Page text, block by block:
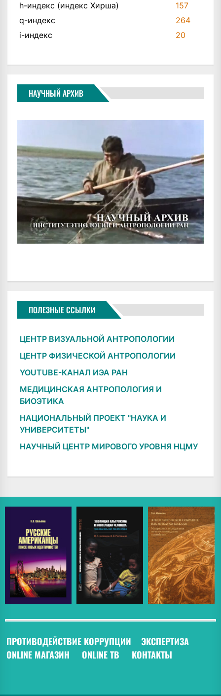
h-индекс (индекс Хирша)
157
q-индекс
264
i-индекс
20
НАУЧНЫЙ АРХИВ
ПОЛЕЗНЫЕ ССЫЛКИ
ЦЕНТР ВИЗУАЛЬНОЙ АНТРОПОЛОГИИ
ЦЕНТР ФИЗИЧЕСКОЙ АНТРОПОЛОГИИ
YOUTUBE-КАНАЛ ИЭА РАН
МЕДИЦИНСКАЯ АНТРОПОЛОГИЯ И
БИОЭТИКА
НАЦИОНАЛЬНЫЙ ПРОЕКТ "НАУКА И
УНИВЕРСИТЕТЫ"
НАУЧНЫЙ ЦЕНТР МИРОВОГО УРОВНЯ НЦМУ
ПРОТИВОДЕЙСТВИЕ КОРРУПЦИИ ЭКСПЕРТИЗА
ONLINE МАГАЗИН
ONLINE ТВ КОНТАКТЫ